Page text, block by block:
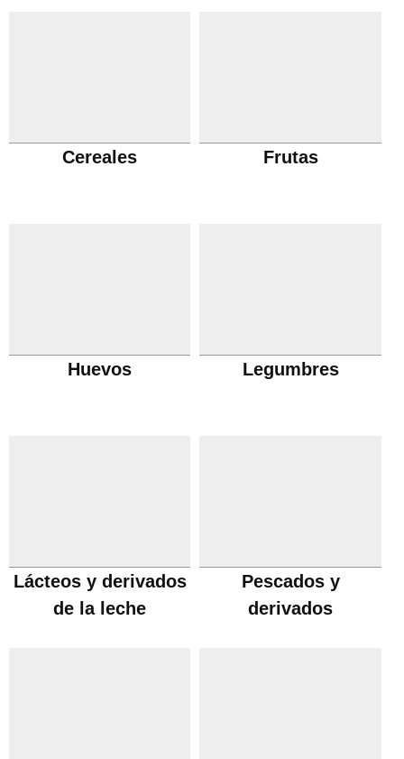
Cereales Frutas
Huevos Legumbres
Lácteos y derivados
de la leche
Pescados y
derivados